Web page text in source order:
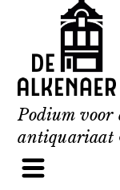
content
Podium voor
antiquariaat